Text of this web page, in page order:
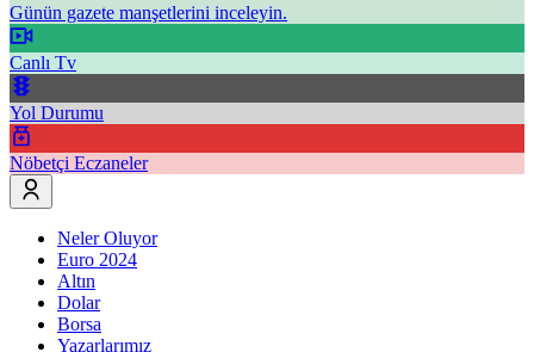
Günün gazete manşetlerini inceleyin.
Canlı Tv
Yol Durumu
Nöbetçi Eczaneler
Neler Oluyor
Euro 2024
Altın
Dolar
Borsa
Yazarlarımız